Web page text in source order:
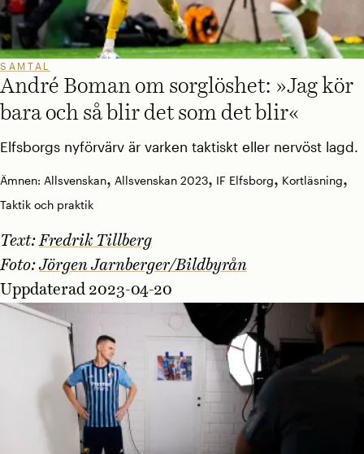
SAMTAL
André Boman om sorglöshet: »Jag kör
bara och så blir det som det blir«
Elfsborgs nyförvärv är varken taktiskt eller nervöst lagd.
Ämnen: Allsvenskan, Allsvenskan 2023, IF Elfsborg, Kortläsning,
Taktik och praktik
Text:Fredrik Tillberg
Foto: Jörgen Jarnberger/Bildbyrån
Uppdaterad 2023-04-20